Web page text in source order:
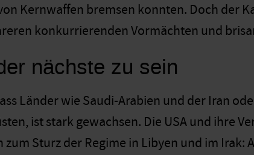
Kernwaffen bremsen konnten. Doch der
konkurrierenden Vormächten und
nächste zu sein
Länder wie Saudi-Arabien und der Iran
ist stark gewachsen. Die USA und ihre
zum Sturz der Regime in Libyen und im Irak: